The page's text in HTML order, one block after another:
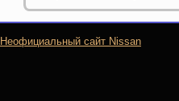
Неофициальный сайт Nissan